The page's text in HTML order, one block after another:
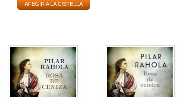
AFEGIR A LA CISTELLA